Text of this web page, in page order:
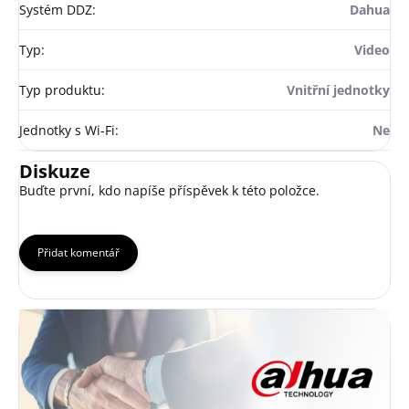
Systém DDZ: Dahua
Typ: Video
Typ produktu: Vnitřní jednotky
Jednotky s Wi-Fi: Ne
Diskuze
Buďte první, kdo napíše příspěvek k této položce.
Přidat komentář